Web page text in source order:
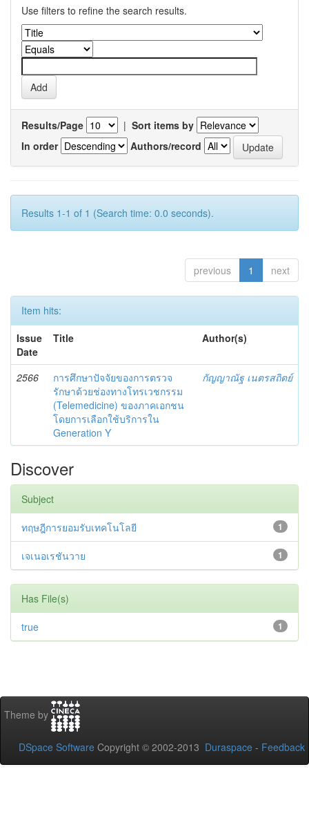
Use filters to refine the search results.
Results/Page | Sort items by
In order
Authors/record
Results 1-1 of 1 (Search time: 0.0 seconds).
previous 1 next
Item hits:
Issue
Date
Title Author(s)
2566
การศึกษาปัจจัยของการตรวจ
รักษาด้วยช่องทางโทรเวชกรรม
(Telemedicine) ของภาคเอกชน
โดยการเลือกใช้บริการใน
Generation Y
กัญญาณัฐ เนตรสถิตย์
Discover
Subject
1
ทฤษฎีการยอมรับเทคโนโลยี
1
เจเนอเรชันวาย
Has File(s)
1
true
Theme by
DSpace Software Copyright © 2002-2013 Duraspace - Feedback